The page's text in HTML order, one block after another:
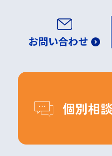
お問い合わせ